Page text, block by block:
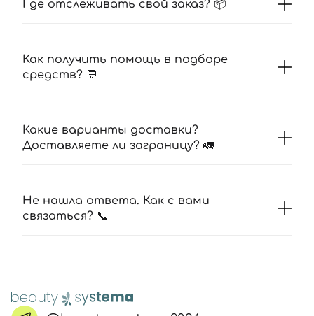
Где отслеживать свой заказ? 📦
Как получить помощь в подборе
средств? 💬
Какие варианты доставки?
Доставляете ли заграницу? 🚛
Не нашла ответа. Как с вами
связаться? 📞